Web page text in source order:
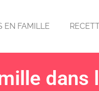
EN FAMILLE
dans